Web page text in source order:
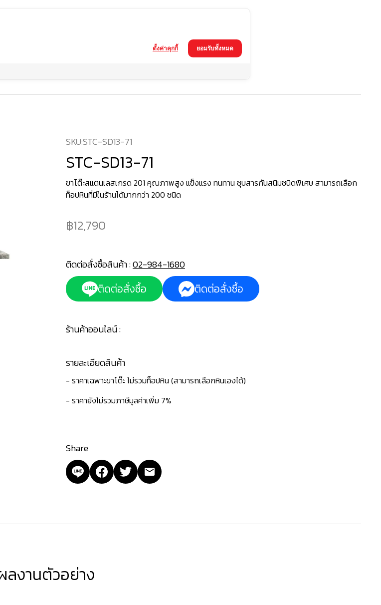
SKU:STC-SD13-71
STC-SD13-71
ขาโต๊ะสแตนเลสเกรด 201 คุณภาพสูง แข็งแรง ทนทาน ชุบสารกันสนิมชนิดพิเศษ สามารถเลือก
ท็อปหินที่มีในร้านได้มากกว่า 200 ชนิด
12,790
ติดต่อสั่งซื้อสินค้า :02-984-1680
ติดต่อสั่งซื้อ ติดต่อสั่งซื้อ
ร้านค้าออนไลน์ :
รายละเอียดสินค้า
- ราคาเฉพาะขาโต๊ะ ไม่รวมท็อปหิน (สามารถเลือกหินเองได้)
- ราคายังไม่รวมภาษีมูลค่าเพิ่ม 7%
Share
ลงานตัวอย่าง
ยอมรับทั้งหมด
ตั้งค่าคุกกี้